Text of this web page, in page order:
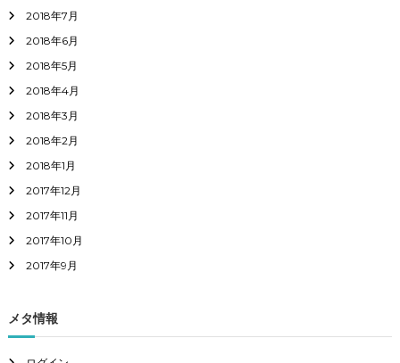
2018年7月
2018年6月
2018年5月
2018年4月
2018年3月
2018年2月
2018年1月
2017年12月
2017年11月
2017年10月
2017年9月
メタ情報